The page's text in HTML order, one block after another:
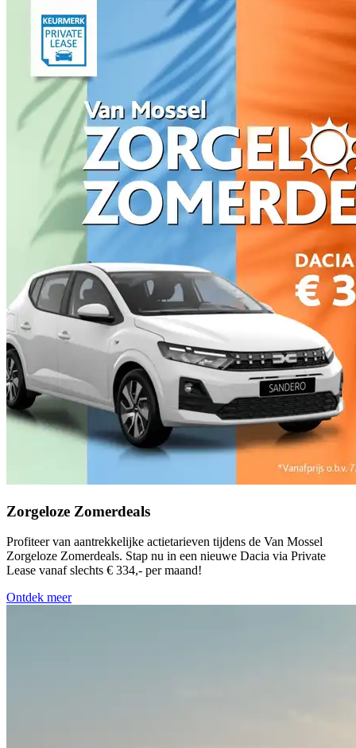
Zorgeloze Zomerdeals
Profiteer van aantrekkelijke actietarieven tijdens de Van Mossel
Zorgeloze Zomerdeals. Stap nu in een nieuwe Dacia via Private
Lease vanaf slechts € 334,- per maand!
Ontdek meer